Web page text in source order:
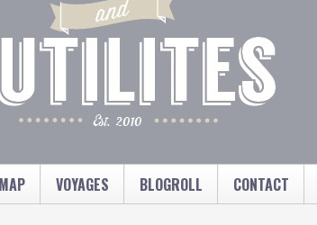
VOYAGES BLOGROLL CONTACT